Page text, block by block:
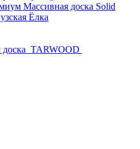
Массивная доска Solid
Ёлка
TARWOOD